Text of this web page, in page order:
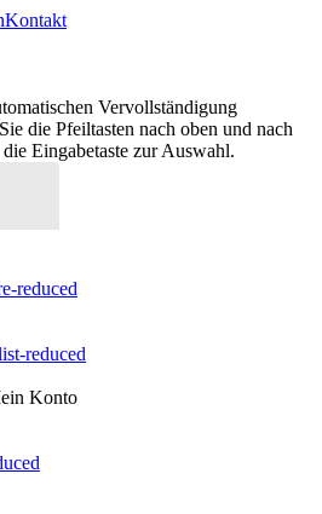
Kontakt
Vervollständigung
die Pfeiltasten nach oben und nach
Eingabetaste zur Auswahl.
Konto